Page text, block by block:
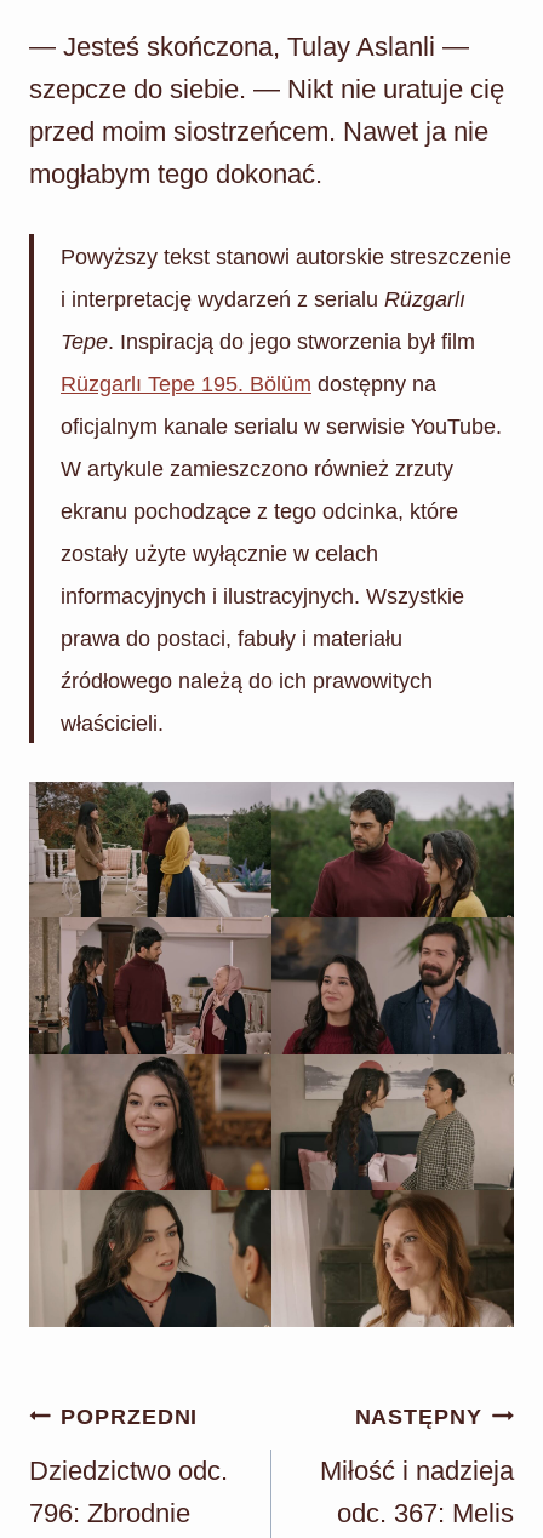
— Jesteś skończona, Tulay Aslanli —
szepcze do siebie. — Nikt nie uratuje cię
przed moim siostrzeńcem. Nawet ja nie
mogłabym tego dokonać.
Powyższy tekst stanowi autorskie streszczenie
i interpretację wydarzeń z serialu Rüzgarlı
Tepe. Inspiracją do jego stworzenia był film
Rüzgarlı Tepe 195. Bölüm dostępny na
oficjalnym kanale serialu w serwisie YouTube.
W artykule zamieszczono również zrzuty
ekranu pochodzące z tego odcinka, które
zostały użyte wyłącznie w celach
informacyjnych i ilustracyjnych. Wszystkie
prawa do postaci, fabuły i materiału
źródłowego należą do ich prawowitych
właścicieli.
Nawigacja
wpisu
POPRZEDNI
Dziedzictwo odc.
796: Zbrodnie
NASTĘPNY
Miłość i nadzieja
odc. 367: Melis